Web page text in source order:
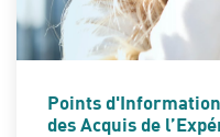
ETUDES - EMPLOI - FORMATION
Points
des Acquis de